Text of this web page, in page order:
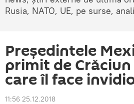
Rusia, NATO, UE, pe surse,
Președintele
primit de
care îl face
11:56 25.12.2018